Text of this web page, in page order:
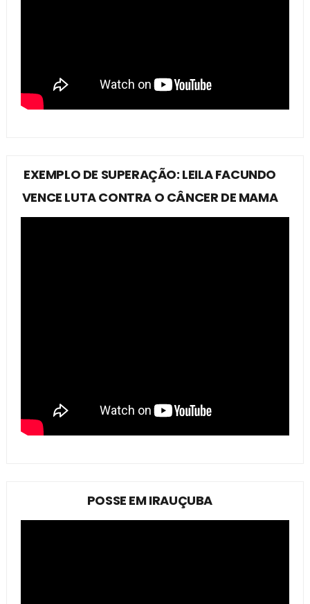
EXEMPLO DE SUPERAÇÃO: LEILA FACUNDO
VENCE LUTA CONTRA O CÂNCER DE MAMA
POSSE EM IRAUÇUBA